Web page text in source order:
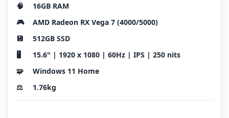
🧠
16GB RAM
🎮
AMD Radeon RX Vega 7 (4000/5000)
💾
512GB SSD
🖥️
15.6" | 1920 x 1080 | 60Hz | IPS | 250 nits
🧩
Windows 11 Home
⚖️
1.76kg